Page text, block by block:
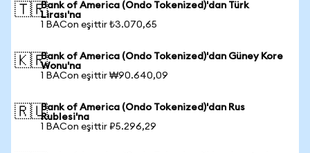
🇹🇷Bank of America (Ondo Tokenized)'dan Türk
Lirası'na
1 BACon eşittir ₺3.070,65
🇰🇷Bank of America (Ondo Tokenized)'dan Güney Kore
Wonu'na
1 BACon eşittir ₩90.640,09
🇷🇺Bank of America (Ondo Tokenized)'dan Rus
Rublesi'na
1 BACon eşittir ₽5.296,29